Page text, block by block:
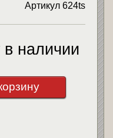
Артикул624ts
наличии